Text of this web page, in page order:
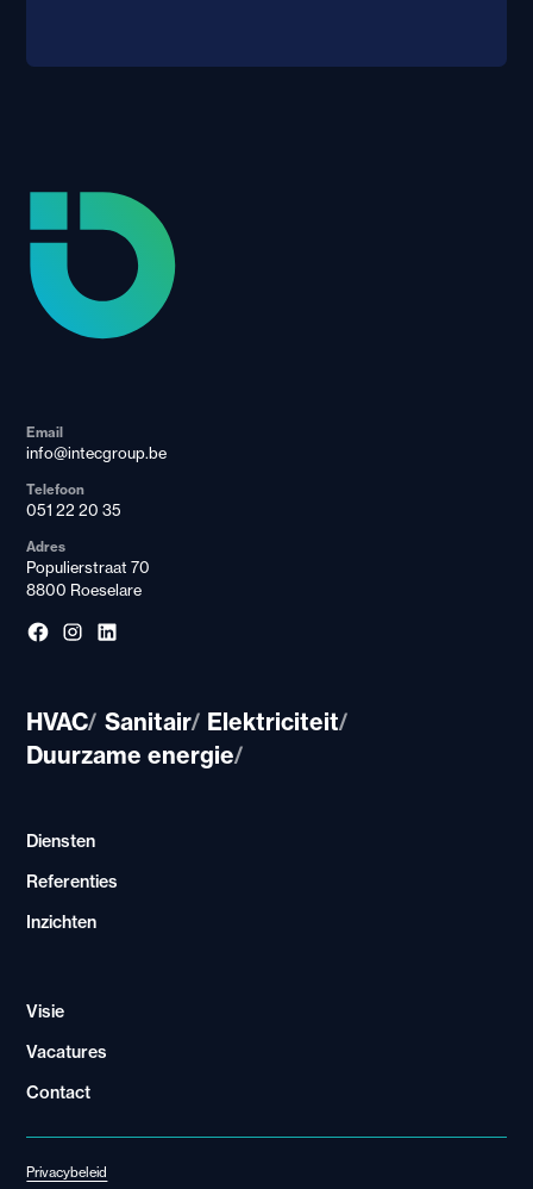
Email
info@intecgroup.be
Telefoon
051 22 20 35
Adres
Populierstraat 70
8800 Roeselare
HVAC/ Sanitair/ Elektriciteit/
Duurzame energie/
Diensten
Referenties
Inzichten
Visie
Vacatures
Contact
Privacybeleid